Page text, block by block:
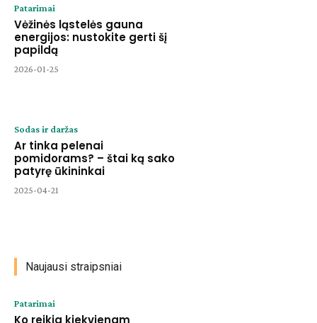
Patarimai
Vėžinės ląstelės gauna
energijos: nustokite gerti šį
papildą
2026-01-25
Sodas ir daržas
Ar tinka pelenai
pomidorams? – štai ką sako
patyrę ūkininkai
2025-04-21
Naujausi straipsniai
Patarimai
Ko reikia kiekvienam